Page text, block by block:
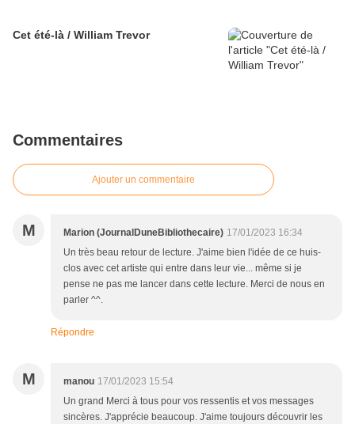
Cet été-là / William Trevor
Commentaires
Ajouter un commentaire
M Marion (JournalDuneBibliothecaire) 17/01/2023 16:34
Un très beau retour de lecture. J'aime bien l'idée de ce huis-
clos avec cet artiste qui entre dans leur vie... même si je
pense ne pas me lancer dans cette lecture. Merci de nous en
parler ^^.
Répondre
M manou 17/01/2023 15:54
Un grand Merci à tous pour vos ressentis et vos messages
sincères. J'apprécie beaucoup. J'aime toujours découvrir les